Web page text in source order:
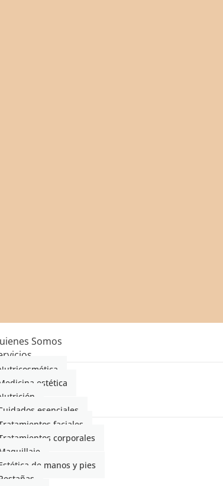
Somos
estética
esenciales
faciales
corporales
de manos y pies